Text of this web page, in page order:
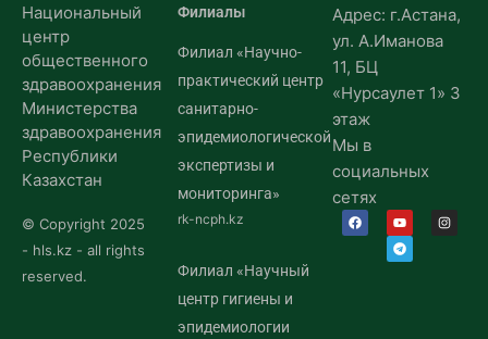
Национальный
центр
общественного
здравоохранения
Министерства
здравоохранения
Республики
Казахстан
© Copyright 2025
- hls.kz - all rights
reserved.
Филиалы
Филиал «Научно-
практический центр
санитарно-
эпидемиологической
экспертизы и
мониторинга»
rk-ncph.kz
Филиал «Научный
центр гигиены и
эпидемиологии
Адрес: г.Астана,
ул. А.Иманова
11, БЦ
«Нурсаулет 1» 3
этаж
Мы в
социальных
сетях